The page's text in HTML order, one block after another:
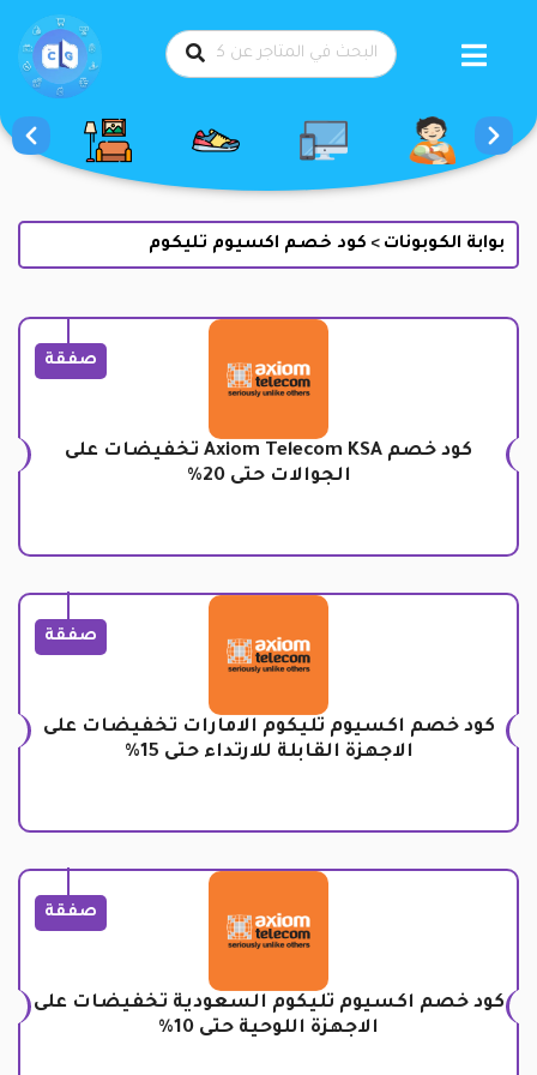
بوابة الكوبونات > كود خصم اكسيوم تليكوم
صفقة
كود خصم Axiom Telecom KSA تخفيضات على
الجوالات حتى 20%
صفقة
كود خصم اكسيوم تليكوم الامارات تخفيضات على
الاجهزة القابلة للارتداء حتى 15%
صفقة
كود خصم اكسيوم تليكوم السعودية تخفيضات على
الاجهزة اللوحية حتى 10%